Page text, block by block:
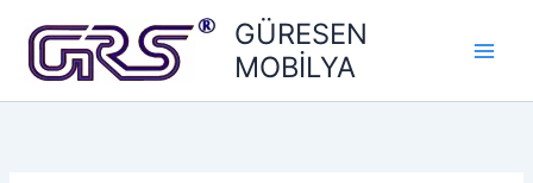
GÜRESEN
MOBİLYA